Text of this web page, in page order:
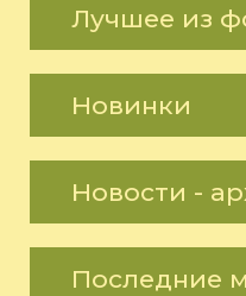
Лучшее из
Новинки
Новости -
Последние